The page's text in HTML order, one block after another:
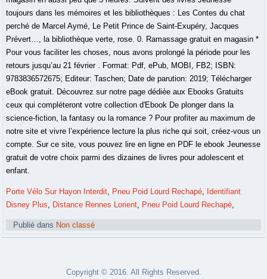
Porte Vélo Sur Hayon Interdit, Pneu Poid Lourd Rechapé, Identifiant
Disney Plus, Distance Rennes Lorient, Pneu Poid Lourd Rechapé,
Publié dans Non classé
Copyright © 2016. All Rights Reserved.